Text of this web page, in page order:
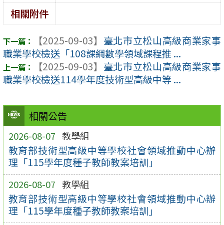
相關公告
2026-08-07 教學組
教育部技術型高級中等學校社會領域推動中心辦
理「115學年度種子教師教案培訓」
2026-08-07 教學組
教育部技術型高級中等學校社會領域推動中心辦
理「115學年度種子教師教案培訓」
相關附件
【2025-09-03】 臺北市立松山高級商業家事
職業學校檢送「108課綱數學領域課程推 ...
【2025-09-03】 臺北市立松山高級商業家事
職業學校檢送114學年度技術型高級中等 ...